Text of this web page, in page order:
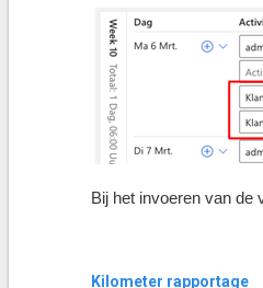
Bij het invoeren van de
Kilometer rapportage